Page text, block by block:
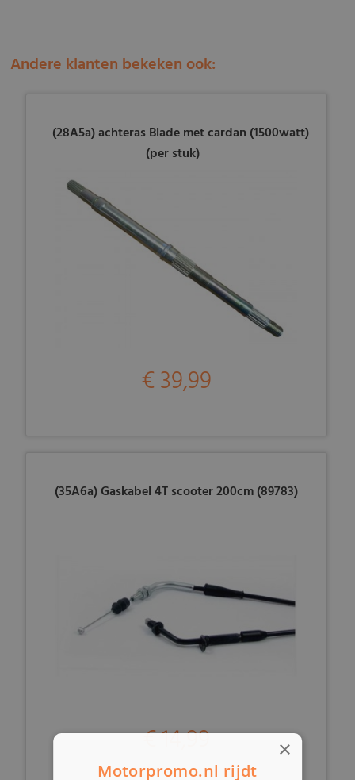
Andere klanten bekeken ook:
(28A5a) achteras Blade met cardan (1500watt)
(per stuk)
€ 39,99
(35A6a) Gaskabel 4T scooter 200cm (89783)
€ 14,99 ×
Motorpromo.nl rijdt